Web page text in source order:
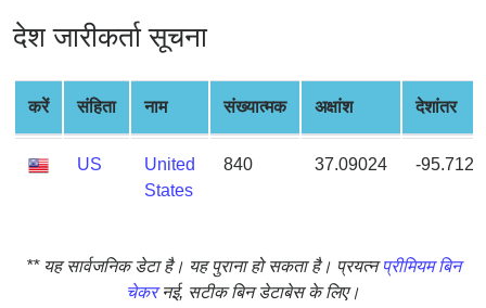
BIN
Credit
Card
Checker
Service
IP
देश जारीकर्ता सूचना
करें संहिता नाम संख्यात्मक अक्षांश देशांतर
US
United
States
840 37.09024 -
** यह सार्वजनिक डेटा है। यह पुराना हो सकता है। प्रयत्नप्रीमियम बिन
चेकरनई, सटीक बिन डेटाबेस के लिए।